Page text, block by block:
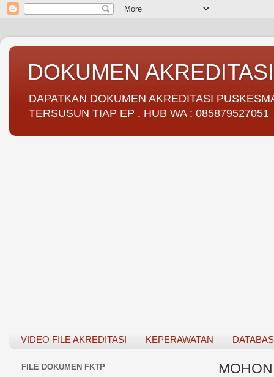
DOKUMEN
DAPATKAN DOKUMEN AKREDITASI
TERSUSUN TIAP EP . HUB WA : 085879527051
VIDEO FILE AKREDITASI KEPERAWATAN
FILE DOKUMEN FKTP